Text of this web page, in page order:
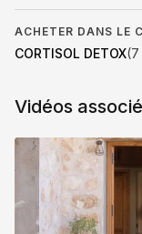
ACHETER DANS LE
CORTISOL DETOX
Vidéos